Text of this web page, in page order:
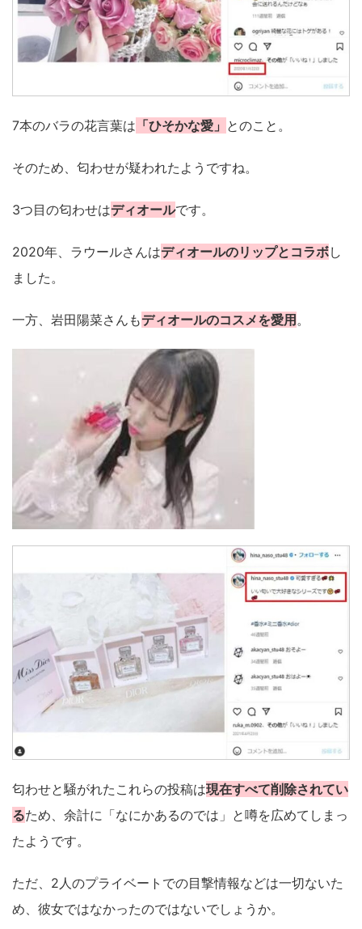
7本のバラの花言葉は 「ひそかな愛」 とのこと。
そのため、匂わせが疑われたようですね。
3つ目の匂わせはディオールです。
2020年、ラウールさんはディオールのリップとコラボし
ました。
一方、岩田陽菜さんもディオールのコスメを愛用。
匂わせと騒がれたこれらの投稿は現在すべて削除されてい
るため、余計に「なにかあるのでは」と噂を広めてしまっ
たようです。
ただ、2人のプライベートでの目撃情報などは一切ないた
め、彼女ではなかったのではないでしょうか。